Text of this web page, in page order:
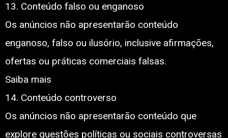
13. Conteúdo falso ou enganoso
Os anúncios não apresentarão conteúdo
enganoso, falso ou ilusório, inclusive afirmações,
ofertas ou práticas comerciais falsas.
Saiba mais
14. Conteúdo controverso
Os anúncios não apresentarão conteúdo que
explore questões políticas ou sociais controversas